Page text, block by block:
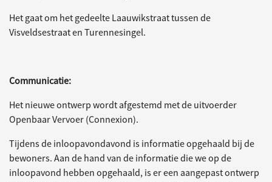
Het gaat om het gedeelte Laauwikstraat tussen de
Visveldsestraat en Turennesingel.
Communicatie:
Het nieuwe ontwerp wordt afgestemd met de uitvoerder
Openbaar Vervoer (Connexion).
Tijdens de inloopavondavond is informatie opgehaald bij de
bewoners. Aan de hand van de informatie die we op de
inloopavond hebben opgehaald, is er een aangepast ontwerp